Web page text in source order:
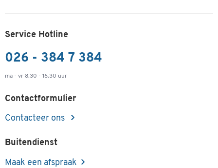
Service Hotline
026 - 384 7 384
ma - vr 8.30 - 16.30 uur
Contactformulier
Contacteer ons
Buitendienst
Maak een afspraak